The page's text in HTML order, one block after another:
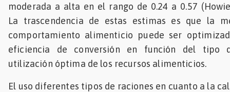
moderada a alta en el rango de 0.24 a 0.57
La trascendencia de estas estimas es que la
comportamiento alimenticio puede ser
eficiencia de conversión en función del tipo
utilización óptima de los recursos alimenticios.
El uso diferentes tipos de raciones en cuanto a la